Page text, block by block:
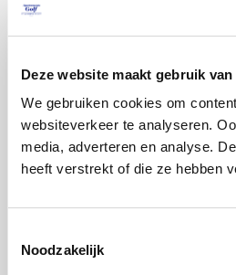
Deze website maakt gebruik
We gebruiken cookies om
websiteverkeer te analyseren.
media, adverteren en analyse.
heeft verstrekt of die ze hebben
Noodzakelijk
Resort
Privacy
legal